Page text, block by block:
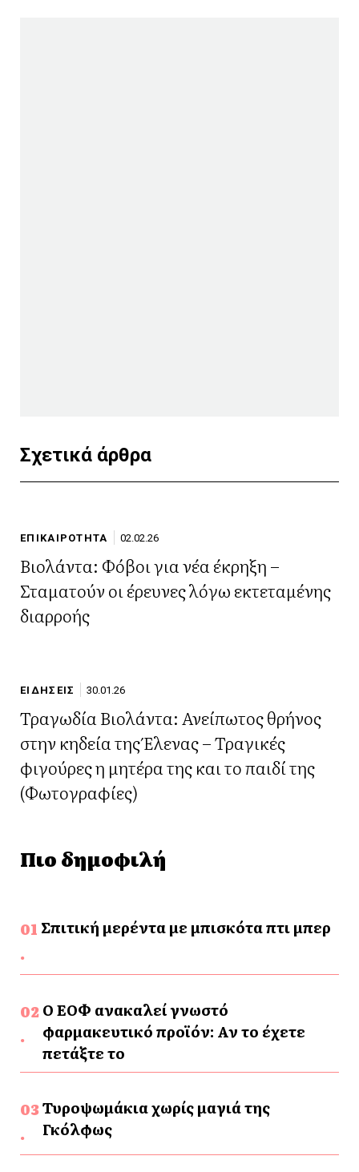
Σχετικά άρθρα
ΕΠΙΚΑΙΡΟΤΗΤΑ 02.02.26
Βιολάντα: Φόβοι για νέα έκρηξη –
Σταματούν οι έρευνες λόγω εκτεταμένης
διαρροής
ΕΙΔΗΣΕΙΣ 30.01.26
Τραγωδία Βιολάντα: Ανείπωτος θρήνος
στην κηδεία της Έλενας – Τραγικές
φιγούρες η μητέρα της και το παιδί της
(Φωτογραφίες)
Πιο δημοφιλή
Σπιτική μερέντα με μπισκότα πτι μπερ
Ο ΕΟΦ ανακαλεί γνωστό
φαρμακευτικό προϊόν: Αν το έχετε
πετάξτε το
Τυροψωμάκια χωρίς μαγιά της
Γκόλφως